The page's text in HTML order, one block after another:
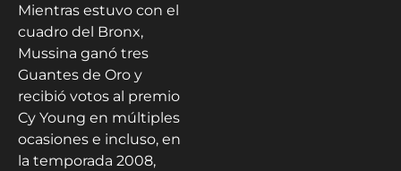
Mientras estuvo con el
cuadro del Bronx,
Mussina ganó tres
Guantes de Oro y
recibió votos al premio
Cy Young en múltiples
ocasiones e incluso, en
la temporada 2008,